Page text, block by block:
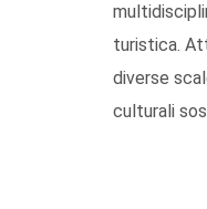
turistica.
diverse
culturali